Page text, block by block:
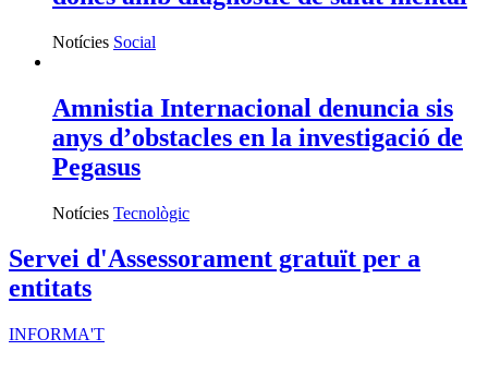
Notícies Social
Amnistia Internacional denuncia sis
anys d’obstacles en la investigació de
Pegasus
Notícies Tecnològic
Servei d'Assessorament gratuït per a
entitats
INFORMA'T